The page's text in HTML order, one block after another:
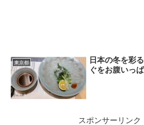
東京都
日本の冬を彩
ぐをお腹いっ
スポンサーリンク